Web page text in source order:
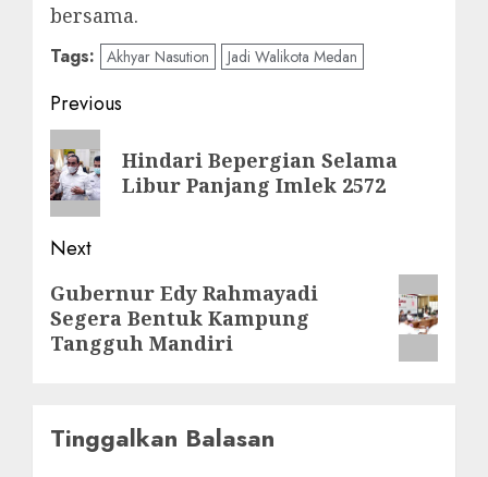
bersama.
Tags: Akhyar Nasution Jadi Walikota Medan
Post
navigation
Previous
Previous
post:
Hindari Bepergian Selama
Libur Panjang Imlek 2572
Next
Next
post:
Gubernur Edy Rahmayadi
Segera Bentuk Kampung
Tangguh Mandiri
Tinggalkan Balasan